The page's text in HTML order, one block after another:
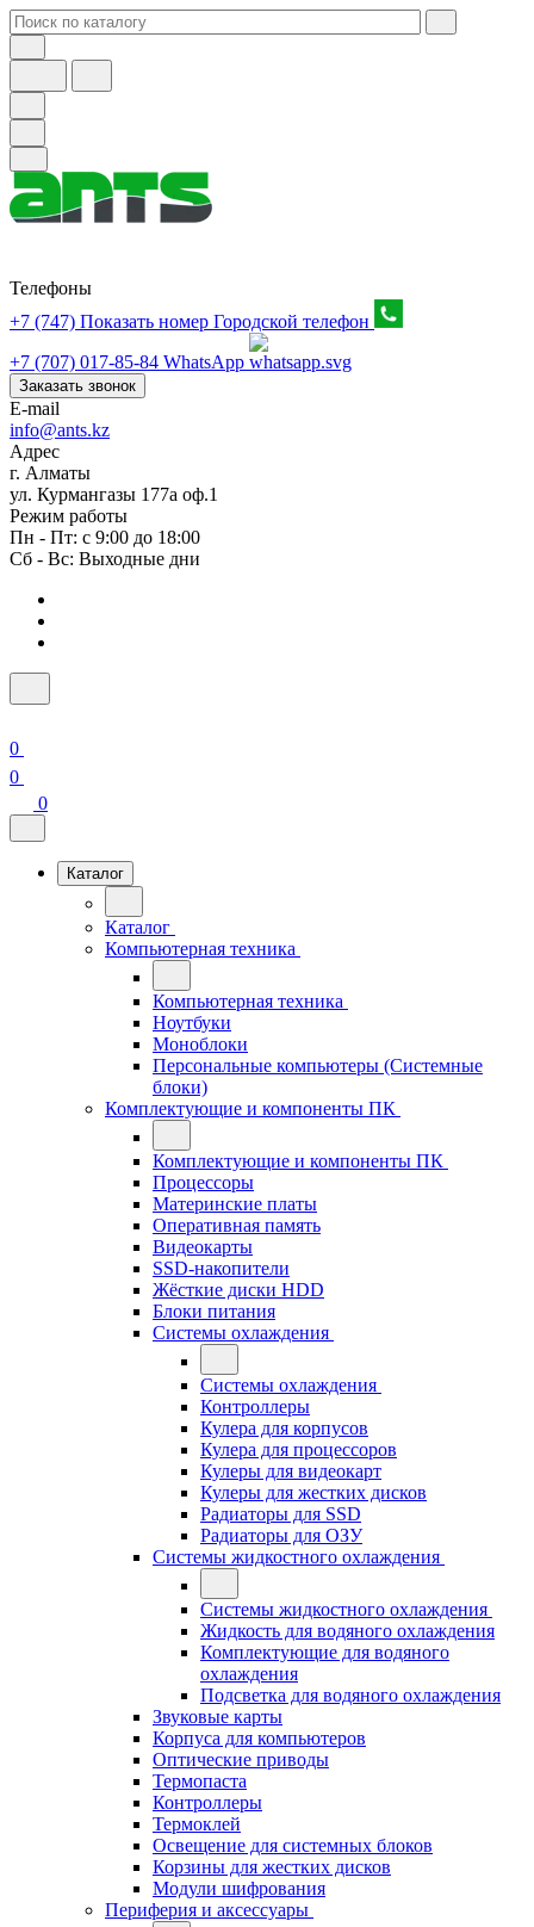
Телефоны
+7 (747) Показать номер Городской телефон
+7 (707) 017-85-84 WhatsApp
Заказать звонок
E-mail
info@ants.kz
Адрес
г. Алматы
ул. Курмангазы 177а оф.1
Режим работы
Пн - Пт: с 9:00 до 18:00
Сб - Вс: Выходные дни
0
0
0
Каталог
Каталог
Компьютерная техника
Компьютерная техника
Ноутбуки
Моноблоки
Персональные компьютеры (Системные
блоки)
Комплектующие и компоненты ПК
Комплектующие и компоненты ПК
Процессоры
Материнские платы
Оперативная память
Видеокарты
SSD-накопители
Жёсткие диски HDD
Блоки питания
Системы охлаждения
Системы охлаждения
Контроллеры
Кулера для корпусов
Кулера для процессоров
Кулеры для видеокарт
Кулеры для жестких дисков
Радиаторы для SSD
Радиаторы для ОЗУ
Системы жидкостного охлаждения
Системы жидкостного охлаждения
Жидкость для водяного охлаждения
Комплектующие для водяного
охлаждения
Подсветка для водяного охлаждения
Звуковые карты
Корпуса для компьютеров
Оптические приводы
Термопаста
Контроллеры
Термоклей
Освещение для системных блоков
Корзины для жестких дисков
Модули шифрования
Периферия и аксессуары